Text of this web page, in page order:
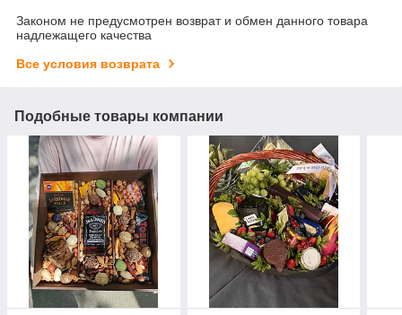
Законом не предусмотрен возврат и обмен данного товара
надлежащего качества
Все условия возврата
Подобные товары компании